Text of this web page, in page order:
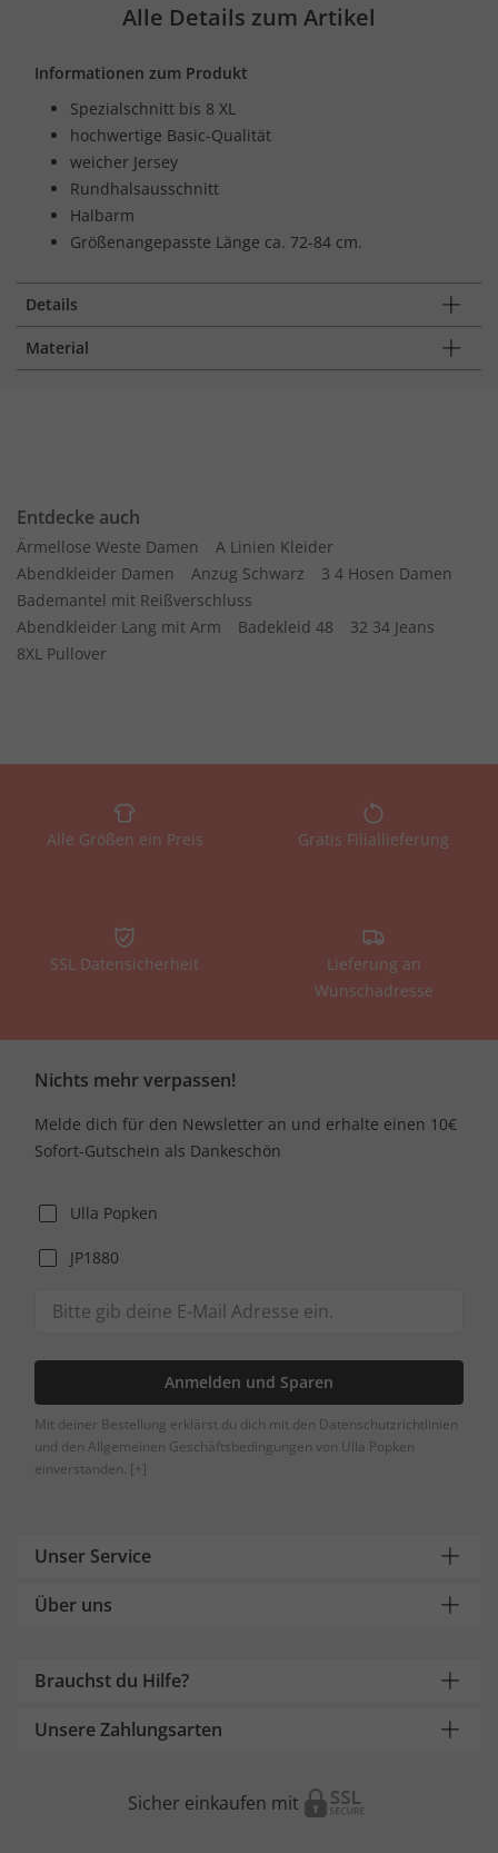
Alle Details zum Artikel
Informationen zum Produkt
Spezialschnitt bis 8 XL
hochwertige Basic-Qualität
weicher Jersey
Rundhalsausschnitt
Halbarm
Größenangepasste Länge ca. 72-84 cm.
Details
Material
Entdecke auch
Ärmellose Weste Damen
A Linien Kleider
Abendkleider Damen
Anzug Schwarz
3 4 Hosen Damen
Bademantel mit Reißverschluss
Abendkleider Lang mit Arm
Badekleid 48
32 34 Jeans
8XL Pullover
Alle Größen ein Preis Gratis Filiallieferung
SSL Datensicherheit
Lieferung an
Wunschadresse
Nichts mehr verpassen!
Melde dich für den Newsletter an und erhalte einen 10€
Sofort-Gutschein als Dankeschön
Ulla Popken
JP1880
Anmelden und Sparen
Mit deiner Bestellung erklärst du dich mit den Datenschutzrichtlinien
und den Allgemeinen Geschäftsbedingungen von Ulla Popken
einverstanden. [+]
Unser Service
Über uns
Brauchst du Hilfe?
Unsere Zahlungsarten
Sicher einkaufen mit